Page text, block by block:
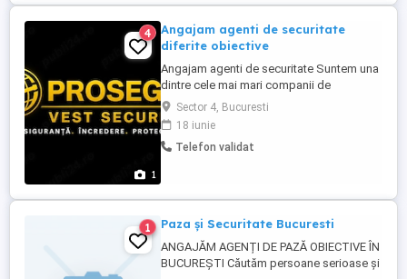
1
4
Angajam agenti de securitate
diferite obiective
Angajam agenti de securitate Suntem una
dintre cele mai mari companii de
securitate și servicii integrate din
România. Cu o echipă de peste 500 de
angajați, compania oferă soluții complete
pentru protecția persoanelor și a bunurilor.
Sector 4, Bucuresti
18 iunie
Telefon validat
1 Paza și Securitate Bucuresti
ANGAJĂM AGENȚI DE PAZĂ OBIECTIVE ÎN
BUCUREȘTI Căutăm persoane serioase și